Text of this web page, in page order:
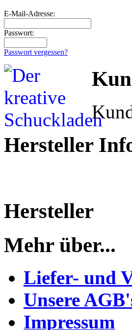
E-Mail-Adresse:
Passwort:
Passwort vergessen?
Hersteller
Hersteller
Mehr über...
Liefer- und
Unsere
Impressum